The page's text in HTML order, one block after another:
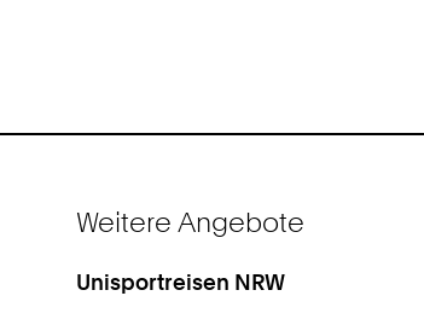
Weitere Angebote
Unisportreisen NRW